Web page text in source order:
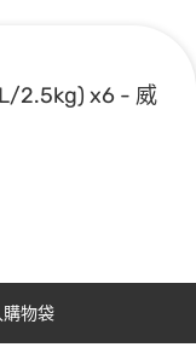
2.5kg) x6 - 威
物袋